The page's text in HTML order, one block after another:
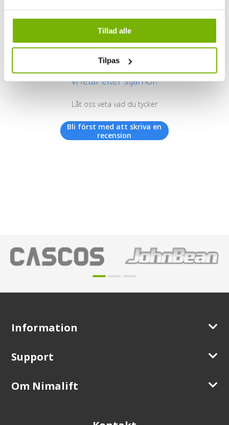
Tillad alle
Tilpas
Kundrecensioner
Vi letar efter stjärnor!
Låt oss veta vad du tycker
Bli först med att skriva en
recension
Information
Support
Om Nimalift